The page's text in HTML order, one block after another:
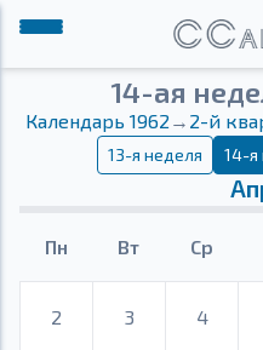
14-ая
Календарь 1962 → 2-й
13-я неделя 14-я
Пн Вт Ср
2 3 4